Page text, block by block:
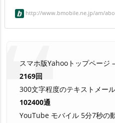
http://www.bmobile.ne.jp/am/
スマホ版Yahooトップページ
2169回
300文字程度のテキストメー
102400通
YouTube モバイル 5分7秒の